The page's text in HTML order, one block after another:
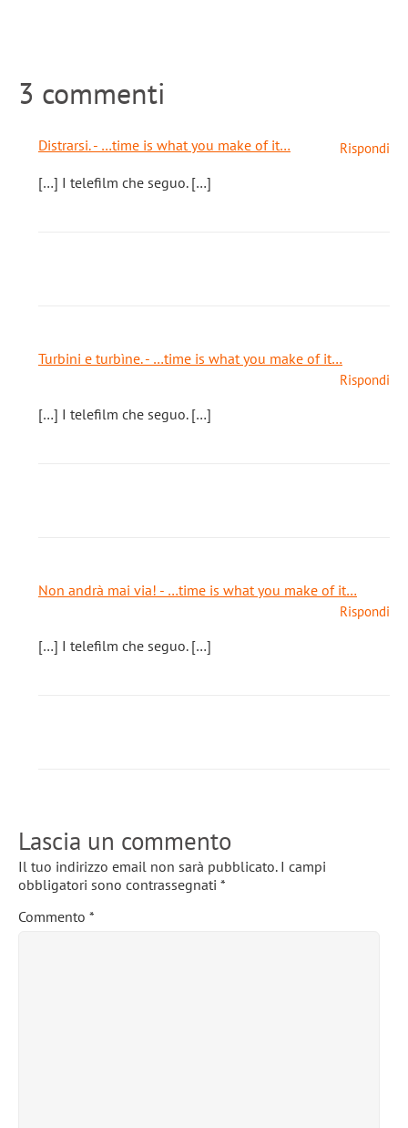
3 commenti
Distrarsi. - …time is what you make of it… Rispondi
[…] I telefilm che seguo. […]
Turbini e turbìne. - …time is what you make of it…
Rispondi
[…] I telefilm che seguo. […]
Non andrà mai via! - …time is what you make of it…
Rispondi
[…] I telefilm che seguo. […]
Lascia un commento
Il tuo indirizzo email non sarà pubblicato. I campi
obbligatori sono contrassegnati *
Commento *